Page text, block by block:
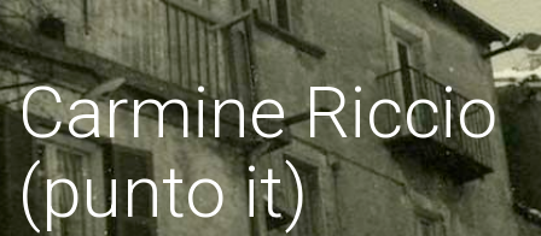
Carmine Riccio
(punto it)